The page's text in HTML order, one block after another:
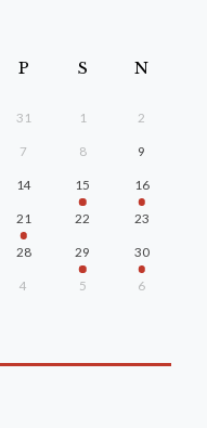
P S N
31 1 2
7 8 9
14 15 16
21 22 23
28 29 30
4 5 6